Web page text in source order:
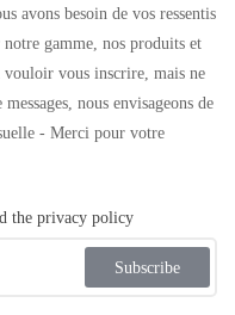
avons besoin de vos ressentis
gamme, nos produits et
vous inscrire, mais ne
nous envisageons de
- Merci pour votre
the privacy policy
Subscribe